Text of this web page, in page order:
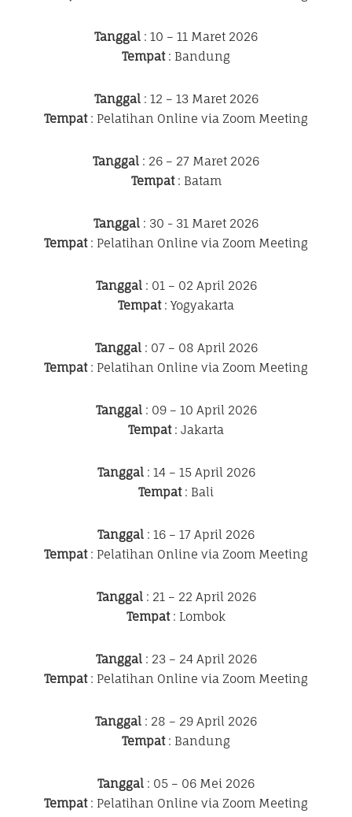
Tanggal : 10 – 11 Maret 2026
Tempat: Bandung
Tanggal: 12 – 13 Maret 2026
Tempat: Pelatihan Online via Zoom Meeting
Tanggal : 26 – 27 Maret 2026
Tempat: Batam
Tanggal : 30 - 31 Maret 2026
Tempat: Pelatihan Online via Zoom Meeting
Tanggal: 01 – 02 April 2026
Tempat: Yogyakarta
Tanggal: 07 – 08 April 2026
Tempat: Pelatihan Online via Zoom Meeting
Tanggal: 09 – 10 April 2026
Tempat: Jakarta
Tanggal: 14 – 15 April 2026
Tempat: Bali
Tanggal : 16 – 17 April 2026
Tempat: Pelatihan Online via Zoom Meeting
Tanggal: 21 – 22 April 2026
Tempat: Lombok
Tanggal: 23 – 24 April 2026
Tempat: Pelatihan Online via Zoom Meeting
Tanggal : 28 – 29 April 2026
Tempat: Bandung
Tanggal : 05 – 06 Mei 2026
Tempat: Pelatihan Online via Zoom Meeting